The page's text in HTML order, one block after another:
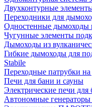
Двухконтурные
Переходники для
Одностенные дымоходы
Чугунные элементы
Дымоходы из
Гибкие дымоходы для
Stabile
Переходные патрубки
Печи для бани и сауны
Электрические печи для
Автономные